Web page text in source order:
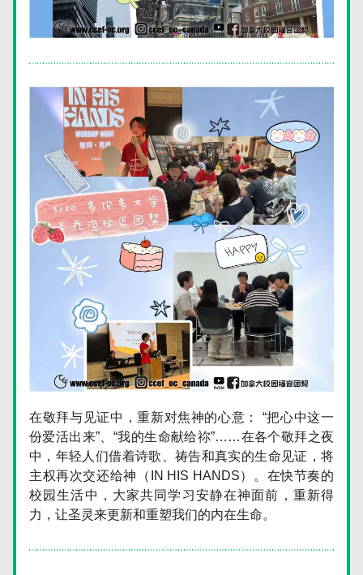
在敬拜与见证中，重新对焦神的心意： “把心中这一
份爱活出来”、“我的生命献给祢”……在各个敬拜之夜
中，年轻人们借着诗歌、祷告和真实的生命见证，将
主权再次交还给神（IN HIS HANDS）。在快节奏的
校园生活中，大家共同学习安静在神面前，重新得
力，让圣灵来更新和重塑我们的内在生命。